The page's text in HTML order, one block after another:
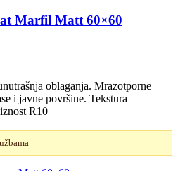
Marfil Matt 60×60
oblaganja. Mrazotporne
i javne površine. Tekstura
R10